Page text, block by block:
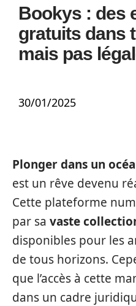
Bookys : des
gratuits dans
mais pas
30/01/2025
Plonger dans un
est un rêve devenu
Cette plateforme
par sa vaste
disponibles pour les
de tous horizons.
que l’accès à cette
dans un cadre